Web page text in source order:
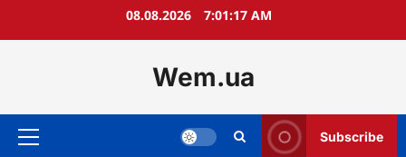
08.08.2026 7:01:19 AM
Wem.ua
Primary
Subscribe